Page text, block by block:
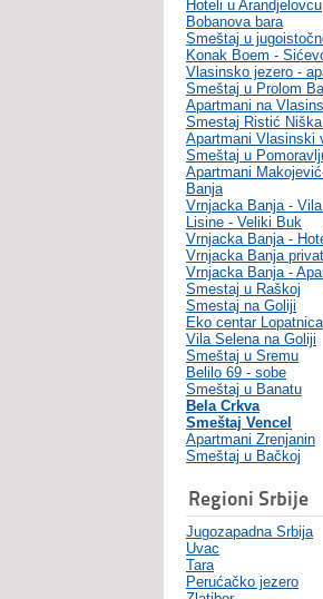
Hoteli u Arandjelovcu
Bobanova bara
Smeštaj u
Konak Boem -
Vlasinsko jezero -
Smeštaj u Prolom
Apartmani na
Smestaj Ristić
Apartmani Vlasinski
Smeštaj u
Apartmani
Banja
Vrnjacka Banja -
Lisine - Veliki Buk
Vrnjacka Banja -
Vrnjacka Banja
Vrnjacka Banja -
Smestaj u Raškoj
Smestaj na Goliji
Eko centar Lopatnica
Vila Selena na Goliji
Smeštaj u Sremu
Belilo 69 - sobe
Smeštaj u Banatu
Bela Crkva
Smeštaj Vencel
Apartmani Zrenjanin
Smeštaj u Bačkoj
Regioni Srbije
Jugozapadna Srbija
Uvac
Tara
Perućačko jezero